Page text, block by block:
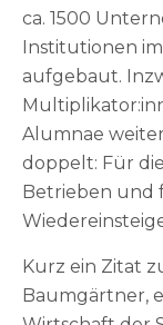
ca. 1500
Institutionen
aufgebaut.
Alumnae
doppelt: Für
Betrieben und
Kurz ein Zitat
Baumgärtner,